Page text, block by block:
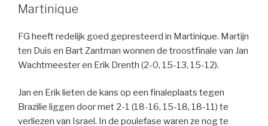
Martinique
FG heeft redelijk goed gepresteerd in Martinique. Martijn
ten Duis en Bart Zantman wonnen de troostfinale van Jan
Wachtmeester en Erik Drenth (2-0, 15-13, 15-12).
Jan en Erik lieten de kans op een finaleplaats tegen
Brazilie liggen door met 2-1 (18-16, 15-18, 18-11) te
verliezen van Israel. In de poulefase waren ze nog te